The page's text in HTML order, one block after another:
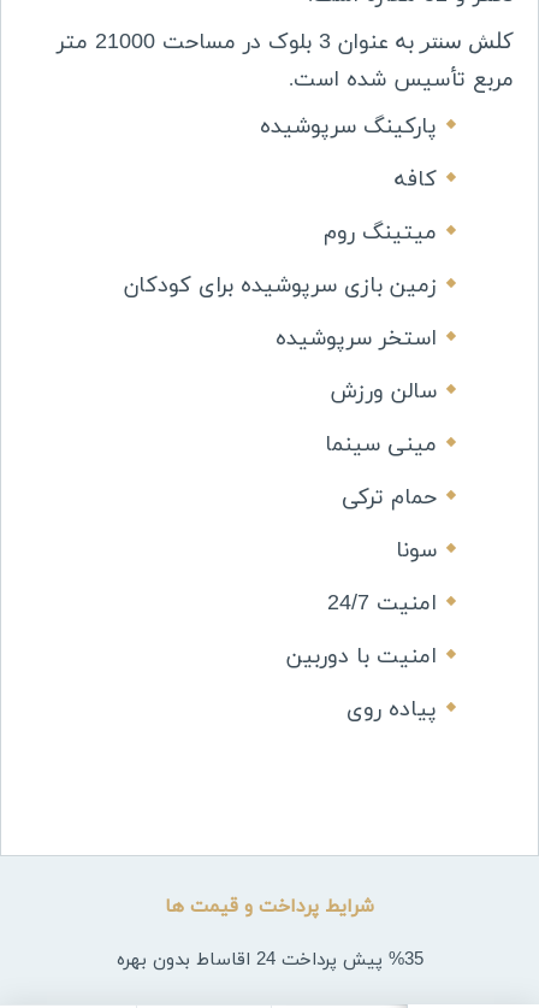
کلش سنتر
به عنوان 3 بلوک در مساحت 21000 متر
مربع تأسیس شده است.
پارکینگ سرپوشیده
کافه
میتینگ روم
زمین بازی سرپوشیده برای کودکان
استخر سرپوشیده
سالن ورزش
مینی سینما
حمام ترکی
سونا
امنیت 24/7
امنیت با دوربین
پیاده روی
شرایط پرداخت و قیمت ها
%35 پیش پرداخت 24 اقاساط بدون بهره